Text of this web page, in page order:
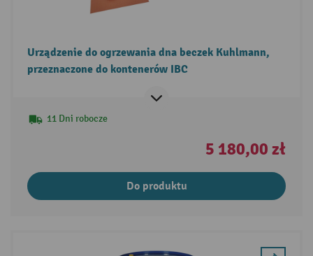
Urządzenie do ogrzewania dna beczek Kuhlmann,
przeznaczone do kontenerów IBC
11 Dni robocze
5 180,00 zł
Do produktu